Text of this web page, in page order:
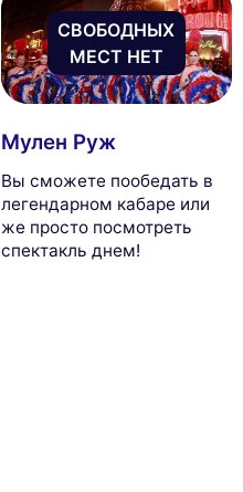
СВОБОДНЫХ
МЕСТ НЕТ
Мулен Руж
Bы сможете пообедать в
легендарном кабаре или
же просто посмотреть
спектакль днем!